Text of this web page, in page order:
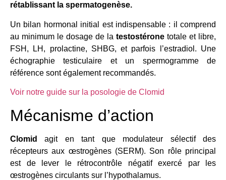
rétablissant la spermatogenèse.
Un bilan hormonal initial est indispensable : il comprend
au minimum le dosage de la testostérone totale et libre,
FSH, LH, prolactine, SHBG, et parfois l’estradiol. Une
échographie testiculaire et un spermogramme de
référence sont également recommandés.
Voir notre guide sur la posologie de Clomid
Mécanisme d’action
Clomid
agit en tant que modulateur sélectif des
récepteurs aux œstrogènes (SERM). Son rôle principal
est de lever le rétrocontrôle négatif exercé par les
œstrogènes circulants sur l’hypothalamus.